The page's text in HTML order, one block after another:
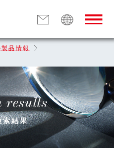
品情報
results
索結果